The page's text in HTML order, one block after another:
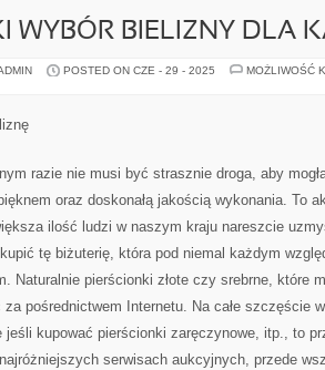
WYBÓR BIELIZNY DLA
POSTED ON CZE - 29 - 2025
MOŻLIWOŚĆ
razie nie musi być strasznie droga, aby
oraz doskonałą jakością wykonania. To
ilość ludzi w naszym kraju nareszcie
tę biżuterię, która pod niemal każdym
Naturalnie pierścionki złote czy srebrne, które
za pośrednictwem Internetu. Na całe szczęście
jeśli kupować pierścionki zaręczynowe, itp., to
serwisach aukcyjnych, przede